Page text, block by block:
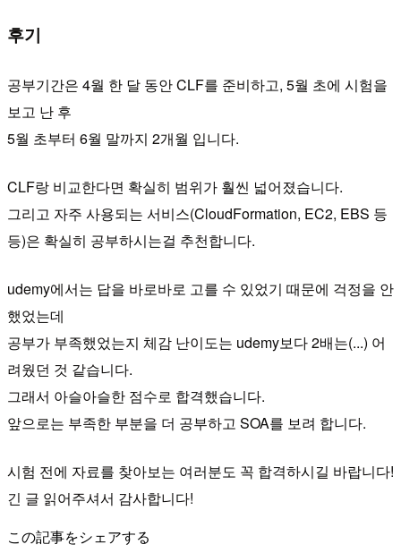
후기
공부기간은 4월 한 달 동안 CLF를 준비하고, 5월 초에 시험을
보고 난 후
5월 초부터 6월 말까지 2개월 입니다.
CLF랑 비교한다면 확실히 범위가 훨씬 넓어졌습니다.
그리고 자주 사용되는 서비스(CloudFormation, EC2, EBS 등
등)은 확실히 공부하시는걸 추천합니다.
udemy에서는 답을 바로바로 고를 수 있었기 때문에 걱정을 안
했었는데
공부가 부족했었는지 체감 난이도는 udemy보다 2배는(...) 어
려웠던 것 같습니다.
그래서 아슬아슬한 점수로 합격했습니다.
앞으로는 부족한 부분을 더 공부하고 SOA를 보려 합니다.
시험 전에 자료를 찾아보는 여러분도 꼭 합격하시길 바랍니다!
긴 글 읽어주셔서 감사합니다!
この記事をシェアする